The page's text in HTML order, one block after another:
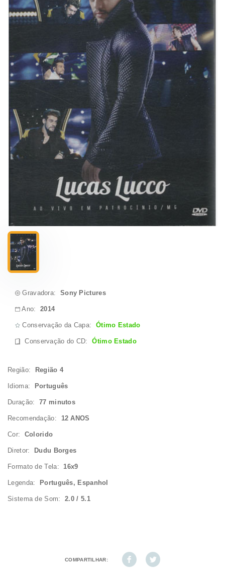
Gravadora: Sony Pictures
Ano:2014
Conservação da Capa: Ótimo Estado
Conservação do CD:Ótimo Estado
Região: Região 4
Idioma: Português
Duração: 77 minutos
Recomendação: 12 ANOS
Cor: Colorido
Diretor: Dudu Borges
Formato de Tela: 16x9
Legenda: Português, Espanhol
Sistema de Som:2.0 / 5.1
COMPARTILHAR: